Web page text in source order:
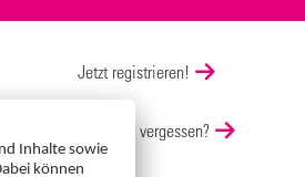
Jetzt registrieren!
Passwort vergessen?